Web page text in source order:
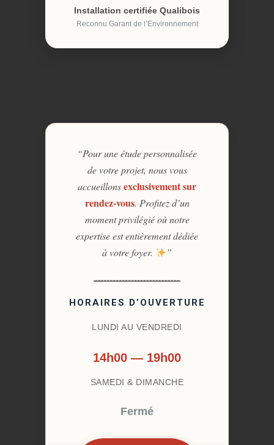
Installation certifiée Qualibois
Reconnu Garant de l’Environnement
“Pour une étude personnalisée
de votre projet, nous vous
accueillonsexclusivement sur
rendez-vous. Profitez d’un
moment privilégié où notre
expertise est entièrement dédiée
à votre foyer.
”
HORAIRES D’OUVERTURE
LUNDI AU VENDREDI
14h00 — 19h00
SAMEDI & DIMANCHE
Fermé